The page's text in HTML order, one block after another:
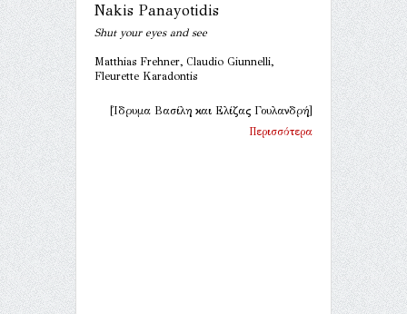
Nakis Panayotidis
Shut your eyes and see
Matthias Frehner, Claudio Giunnelli,
Fleurette Karadontis
[Ίδρυμα Βασίλη και Ελίζας Γουλανδρή]
Περισσότερα